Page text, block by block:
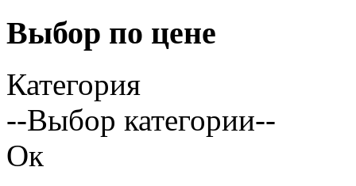
Выбор по цене
Категория
--Выбор категории--
Ок